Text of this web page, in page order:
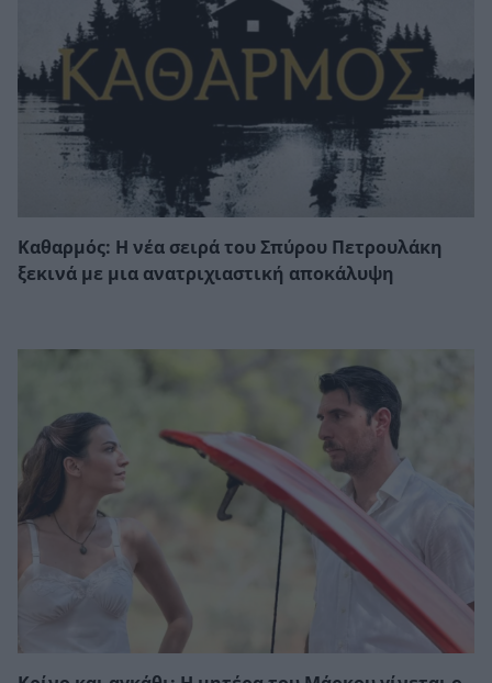
Καθαρμός: Η νέα σειρά του Σπύρου Πετρουλάκη
ξεκινά με μια ανατριχιαστική αποκάλυψη